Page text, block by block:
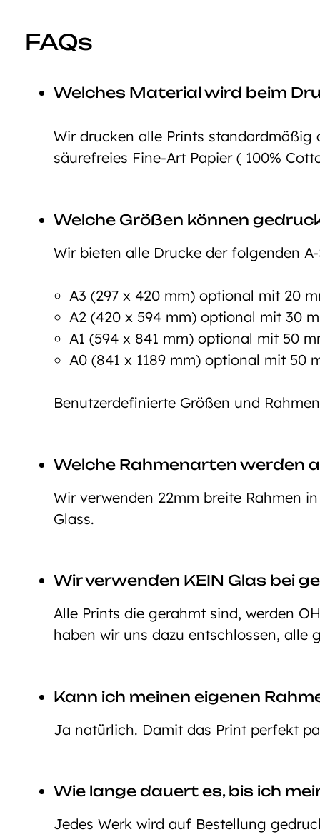
FAQs
Welches Material wird beim
Wir drucken alle Prints standardmäßig
säurefreies Fine-Art Papier ( 100%
Welche Größen können
Wir bieten alle Drucke der folgenden
A3 (297 x 420 mm) optional mit 20
A2 (420 x 594 mm) optional mit 30
A1 (594 x 841 mm) optional mit 50
A0 (841 x 1189 mm) optional mit 50
Benutzerdefinierte Größen und
Welche Rahmenarten werden
Wir verwenden 22mm breite Rahmen
Glass.
Wir verwenden KEIN Glas bei
Alle Prints die gerahmt sind, werden
haben wir uns dazu entschlossen, alle
Kann ich meinen eigenen
Ja natürlich. Damit das Print perfekt
Wie lange dauert es, bis ich
Jedes Werk wird auf Bestellung